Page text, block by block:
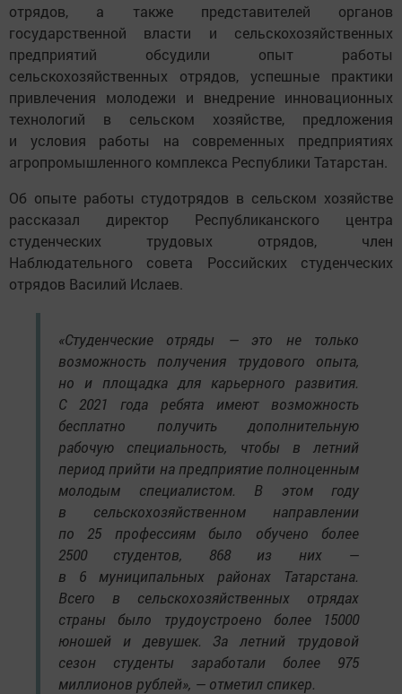
отрядов, а также представителей органов
государственной власти и сельскохозяйственных
предприятий обсудили опыт работы
сельскохозяйственных отрядов, успешные практики
привлечения молодежи и внедрение инновационных
технологий в сельском хозяйстве, предложения
и условия работы на современных предприятиях
агропромышленного комплекса Республики Татарстан.
Об опыте работы студотрядов в сельском хозяйстве
рассказал директор Республиканского центра
студенческих трудовых отрядов, член
Наблюдательного совета Российских студенческих
отрядов Василий Ислаев.
«Студенческие отряды — это не только
возможность получения трудового опыта,
но и площадка для карьерного развития.
С 2021 года ребята имеют возможность
бесплатно получить дополнительную
рабочую специальность, чтобы в летний
период прийти на предприятие полноценным
молодым специалистом. В этом году
в сельскохозяйственном направлении
по 25 профессиям было обучено более
2500 студентов, 868 из них —
в 6 муниципальных районах Татарстана.
Всего в сельскохозяйственных отрядах
страны было трудоустроено более 15000
юношей и девушек. За летний трудовой
сезон студенты заработали более 975
миллионов рублей», — отметил спикер.